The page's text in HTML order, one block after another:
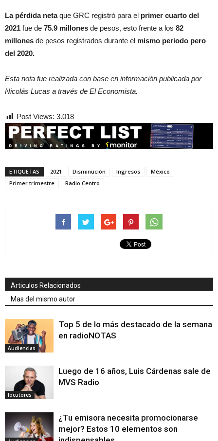
La pérdida netaque GRC registró para el primer cuarto del
2021 fue de 75.9 millones de pesos, esto frente a los 82
millones de pesos registrados durante el mismo periodo pero
del 2020.
Esta nota fue realizada con base en información publicada por
Nicolás Lucas a través de El Economista.
Post Views: 3.018
ETIQUETAS 2021 Disminución Ingresos
México
Primer trimestre
Radio Centro
Articulos Relacionados
Mas del mismo autor
Audiencias
Top 5 de lo más destacado de la semana
en radioNOTAS
locutores
Luego de 16 años, Luis Cárdenas sale de
MVS Radio
¿Tu emisora necesita promocionarse
mejor? Estos 10 elementos son